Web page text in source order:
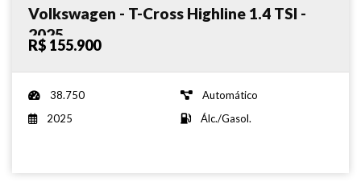
Volkswagen - T-Cross Highline 1.4 TSI -
2025
R$ 155.900
38.750
Automático
2025
Álc./Gasol.